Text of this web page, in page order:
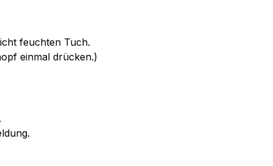
feuchten Tuch.
einmal drücken.)